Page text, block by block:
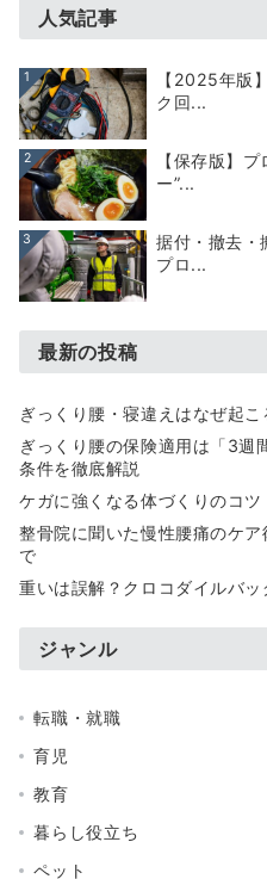
人気記事
1
【2025年版
ク回...
2
【保存版】
ー”...
3
据付・撤去・
プロ...
最新の投稿
ぎっくり腰・寝違えはなぜ起
ぎっくり腰の保険適用は「3週
条件を徹底解説
ケガに強くなる体づくりのコ
整骨院に聞いた慢性腰痛のケ
で
重いは誤解？クロコダイルバ
ジャンル
転職・就職
育児
教育
暮らし役立ち
ペット